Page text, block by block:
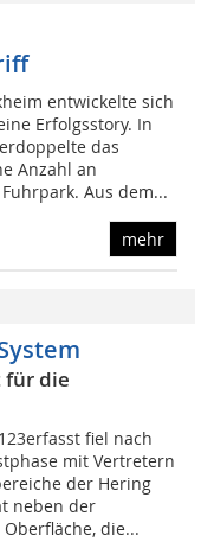
entwickelte sich
Erfolgsstory. In
das
Anzahl an
Aus dem...
mehr
für die
fiel nach
mit Vertretern
der Hering
neben der
die...